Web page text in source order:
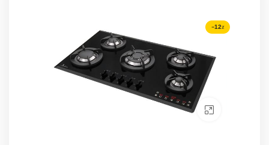
-12%
Click to enlarge